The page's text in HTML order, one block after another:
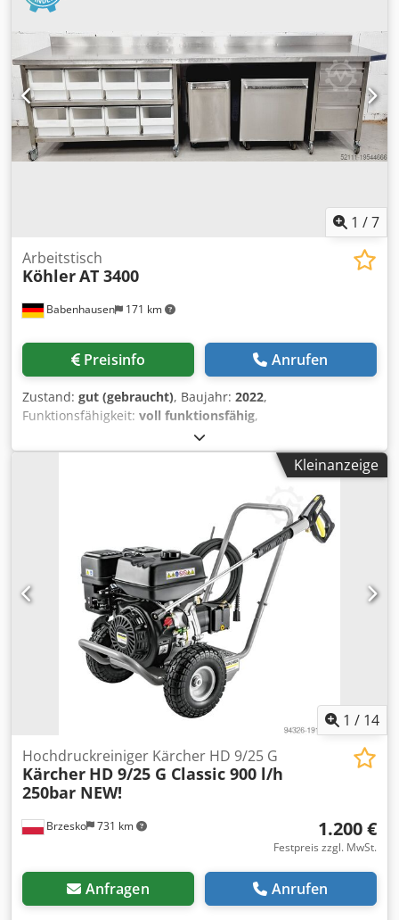
1 /7
Babenhausen 171 km
Arbeitstisch
KöhlerAT 3400
Preisinfo Anrufen
Zustand: gut (gebraucht), Baujahr: 2022,
Funktionsfähigkeit: voll funktionsfähig,
Maschinen-/Fahrzeugnummer:
mm, Gesamtbreite:3.400 mm, Arbeitstische AT 3400
fahrbar Edelstahl - Arbeitsplatte mit Galerie hinten
Zutatenbehälter links mit Edelstahldeckel Gebrauchtgerät
gereinigt Maße: 3400 x 800 x 970 mm, BxTxH Option:
Lieferservice Viele weitere Tische / Arbeitstische haben wir
auf Lager! Djdpfxewyrw Ij Afleck
Kleinanzeige
1 / 14
Brzesko 731 km
Hochdruckreiniger Kärcher HD 9/25 G
Kärcher HD 9/25 G Classic 900 l/h
250bar NEW!
1.200 €
Festpreis zzgl. MwSt.
Anfragen Anrufen